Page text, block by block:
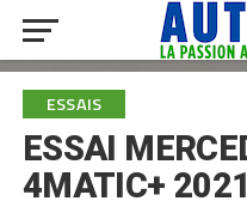
ESSAIS
ESSAI
4MATIC+ 2021